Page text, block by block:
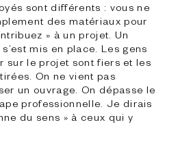
sont différents : vous ne
des matériaux pour
» à un projet. Un
mis en place. Les gens
sur le projet sont fiers et les
On ne vient pas
un ouvrage. On dépasse le
professionnelle. Je dirais
du sens » à ceux qui y